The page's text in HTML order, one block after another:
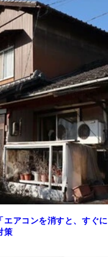
アコンを消すと、すぐに
策